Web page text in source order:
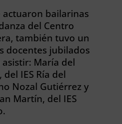
actuaron bailarinas
del Centro
también tuvo un
docentes jubilados
María del
IES Ría del
Nozal Gutiérrez y
Martín, del IES